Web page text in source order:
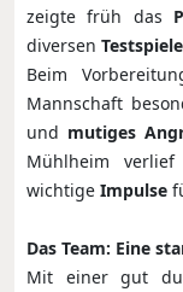
zeigte früh das
diversen
Beim
Mannschaft
und mutiges
Mühlheim
wichtige Impulse
Das Team: Eine
Mit einer gut